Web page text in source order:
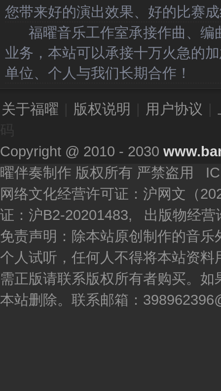
您带来好的演出效果、好的比赛
福曜音乐工作室承接作曲、编
业务，本站可以承接十万火急的
单位、个人与我们长期合作！
关于福曜 版权说明 用户协议
Copyright @ 2010 - 2030
曜伴奏制作 版权所有 严禁盗用
网络文化经营许可证：沪网文（
证：沪B2-20201483, 出版物经营
免责声明：除本站原创制作的音
个人试听，任何人不得将本站资
需正版请联系版权所有者购买。
本站删除。联系邮箱：